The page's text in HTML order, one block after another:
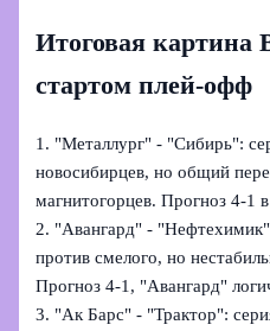
Итоговая картина
стартом плей-офф
1. "Металлург" - "Сибирь":
новосибирцев, но общий
магнитогорцев. Прогноз 4-1
2. "Авангард" -
против смелого, но
Прогноз 4-1, "Авангард"
3. "Ак Барс" - "Трактор":